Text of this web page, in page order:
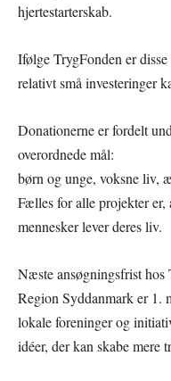
hjertestarterskab.
Ifølge TrygFonden er
relativt små investeringer
Donationerne er fordelt
overordnede mål:
børn og unge, voksne liv,
Fælles for alle projekter er,
mennesker lever deres liv.
Næste ansøgningsfrist hos
Region Syddanmark er 1.
lokale foreninger og
idéer, der kan skabe mere